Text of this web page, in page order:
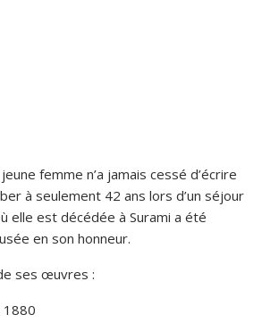
femme n’a jamais cessé d’écrire
à seulement 42 ans lors d’un séjour
elle est décédée à Surami a été
en son honneur.
ses œuvres :
1880